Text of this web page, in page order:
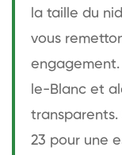
la taille du
vous
le-Blanc et
transparents.
23 pour une